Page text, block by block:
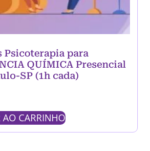
Psicoterapia para
QUÍMICA Presencial
SP (1h cada)
CARRINHO